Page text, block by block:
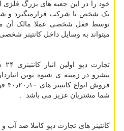
خود را در این جعبه های بزرگ فلزی
یک شخص یا شرکت قرارمیگیرد و
توسط قفل شخصی عملا مالک آن
میتواند به وسایل داخل کانتینر
پیشرو در زمینه ی شیوه نوین
شما مشتریان عزیز می باشد .
کانتینر های تجارت دپو کاملا ضد آب